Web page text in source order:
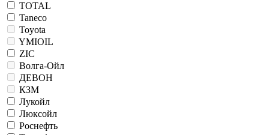
TOTAL
Taneco
Toyota
YMIOIL
ZIC
Волга-Ойл
ДЕВОН
КЗМ
Лукойл
Люксойл
Роснефть